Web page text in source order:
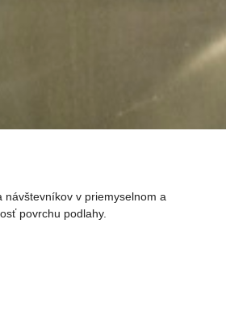
v priemyselnom a
povrchu podlahy.